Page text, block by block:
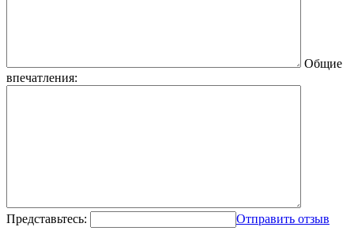
Общие
впечатления:
Представьтесь: Отправить отзыв